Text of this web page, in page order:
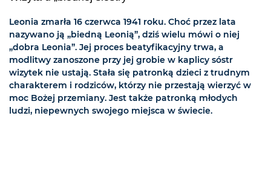
Leonia zmarła 16 czerwca 1941 roku. Choć przez lata
nazywano ją „biedną Leonią”, dziś wielu mówi o niej
„dobra Leonia”. Jej proces beatyfikacyjny trwa, a
modlitwy zanoszone przy jej grobie w kaplicy sóstr
wizytek nie ustają. Stała się patronką dzieci z trudnym
charakterem i rodziców, którzy nie przestają wierzyć w
moc Bożej przemiany. Jest także patronką młodych
ludzi, niepewnych swojego miejsca w świecie.